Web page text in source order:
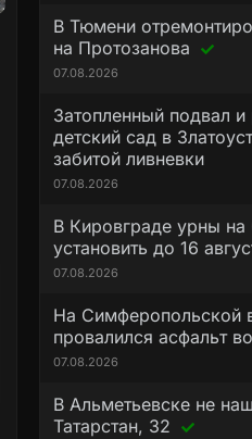
В Тюмени
на Протозанова
07.08.2026
Затопленный подвал
детский сад в
забитой ливневки
07.08.2026
В Кировграде урны
установить до 16
07.08.2026
На Симферопольской
провалился асфальт
07.08.2026
В Альметьевске не
Татарстан, 32